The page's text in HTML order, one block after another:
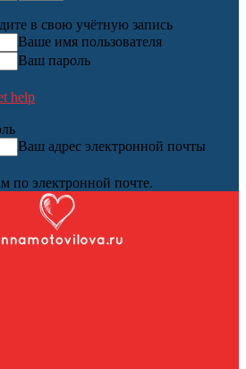
в свою учётную запись
Ваше имя пользователя
Ваш пароль
help
Ваш адрес электронной почты
по электронной почте.